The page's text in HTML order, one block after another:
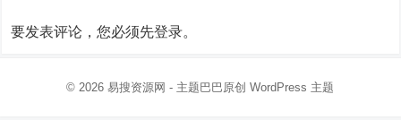
要发表评论，您必须先登录。
© 2026易搜资源网 - 主题巴巴原创WordPress 主题